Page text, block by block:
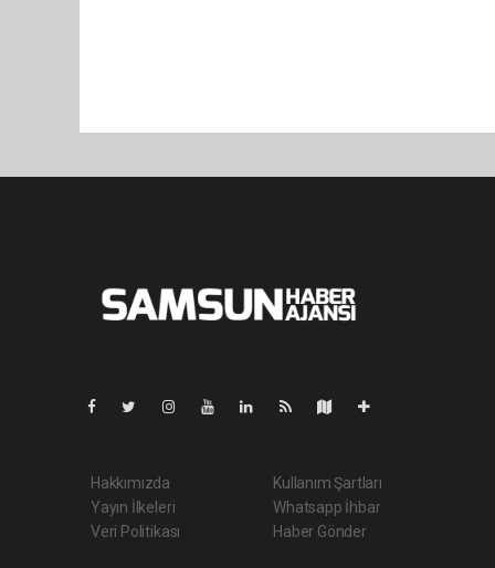
Hakkımızda
Yayın İlkeleri
Veri Politikası
Kullanım Şartları
Whatsapp İhbar
Haber Gönder